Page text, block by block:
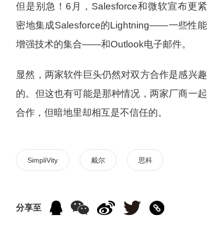
但是别急！6月，Salesforce和微软宣布更紧
密地集成Salesforce的Lightning——一些性能
增强技术的集合——和Outlook电子邮件。
显然，两家软件巨头仍然对双方合作是感兴趣
的。但这也有可能是那种情况，两家厂商一起
合作，但暗地里却相互是不信任的。
SimpliVity 戴尔 思科
分享至